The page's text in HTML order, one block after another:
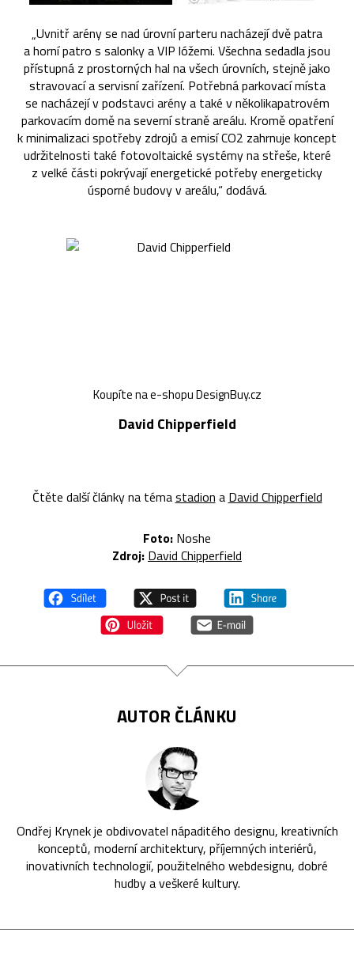
„Uvnitř arény se nad úrovní parteru nacházejí dvě patra
a horní patro s salonky a VIP lóžemi. Všechna sedadla jsou
přístupná z prostorných hal na všech úrovních, stejně jako
stravovací a servisní zařízení. Potřebná parkovací místa
se nacházejí v podstavci arény a také v několikapatrovém
parkovacím domě na severní straně areálu. Kromě opatření
k minimalizaci spotřeby zdrojů a emisí CO2 zahrnuje koncept
udržitelnosti také fotovoltaické systémy na střeše, které
z velké části pokrývají energetické potřeby energeticky
úsporné budovy v areálu,“ dodává.
Koupíte na e-shopu DesignBuy.cz
David Chipperfield
Čtěte další články na témastadion a David Chipperfield
Foto: Noshe
Zdroj: David Chipperfield
AUTOR ČLÁNKU
Ondřej Krynek je obdivovatel nápaditého designu, kreativních
konceptů, moderní architektury, příjemných interiérů,
inovativních technologií, použitelného webdesignu, dobré
hudby a veškeré kultury.